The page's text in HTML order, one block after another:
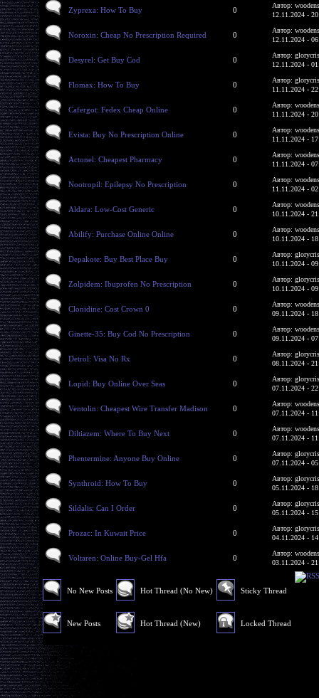
Zyprexa: How To Buy 0
Автор:
12.11.2024 -
Noroxin: Cheap No Prescription Required 0
Автор:
12.11.2024 -
Desyrel: Get Buy Cod 0
Автор:
12.11.2024 -
Flomax: How To Buy 0
Автор:
11.11.2024 -
Cafergot: Fedex Cheap Online 0
Автор:
11.11.2024 -
Evista: Buy No Prescription Online 0
Автор:
11.11.2024 -
Actonel: Cheapest Pharmacy 0
Автор:
11.11.2024 -
Nootropil: Epilepsy No Prescription 0
Автор:
11.11.2024 -
Aldara: Low-Cost Generic 0
Автор:
10.11.2024 -
Abilify: Purchase Online Online 0
Автор:
10.11.2024 -
Depakote: Buy Best Place Buy 0
Автор:
10.11.2024 -
Zolpidem: Ibuprofen No Prescription 0
Автор:
10.11.2024 -
Clonidine: Cost Crown 0 0
Автор:
09.11.2024 -
Ginette-35: Buy Cod No Prescription 0
Автор:
09.11.2024 -
Detrol: Visa No Rx 0
Автор:
08.11.2024 -
Lopid: Buy Online Over Seas 0
Автор:
07.11.2024 -
Ventolin: Cheapest Wire Transfer Madison 0
Автор:
07.11.2024 -
Diltiazem: Where To Buy Next 0
Автор:
07.11.2024 -
Phentermine: Anyone Buy Online 0
Автор:
07.11.2024 -
Synthroid: How To Buy 0
Автор:
05.11.2024 -
Sildalis: Can I Order 0
Автор:
05.11.2024 -
Prozac: In Kuwait Price 0
Автор:
04.11.2024 -
Voltaren: Online Buy-Gel Hfa 0
Автор:
03.11.2024 -
No New Posts
New Posts
Hot Thread (No New)
Hot Thread (New)
Sticky Thread
Locked Thread